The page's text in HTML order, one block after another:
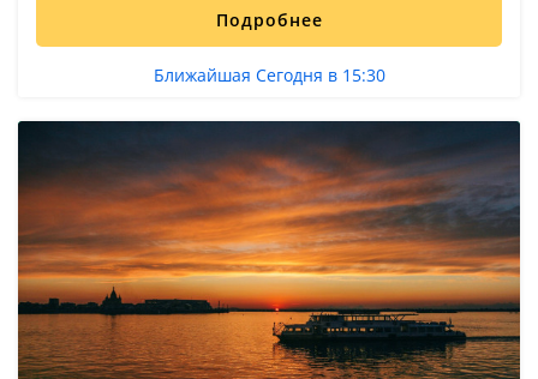
Подробнее
Ближайшая Сегодня в 15:30